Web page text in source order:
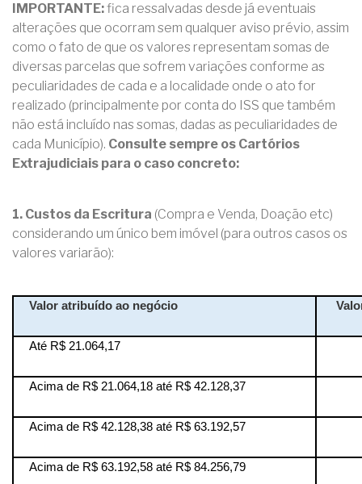
IMPORTANTE:fica ressalvadas desde já eventuais
alterações que ocorram sem qualquer aviso prévio, assim
como o fato de que os valores representam somas de
diversas parcelas que sofrem variações conforme as
peculiaridades de cada e a localidade onde o ato for
realizado (principalmente por conta do ISS que também
não está incluído nas somas, dadas as peculiaridades de
cada Município). Consulte sempre os Cartórios
Extrajudiciais para o caso concreto:
1. Custos da Escritura (Compra e Venda, Doação etc)
considerando um único bem imóvel (para outros casos os
valores variarão):
Valor atribuído ao negócio
Até R$ 21.064,17
Acima de R$ 21.064,18 até R$ 42.128,37
Acima de R$ 42.128,38 até R$ 63.192,57
Acima de R$ 63.192,58 até R$ 84.256,79